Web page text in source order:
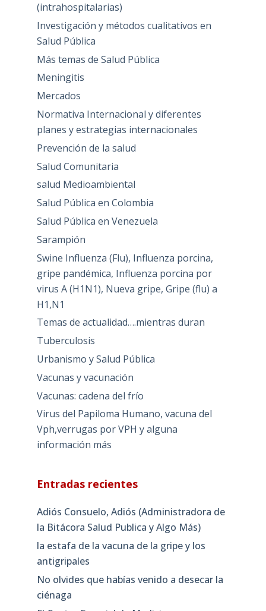
(intrahospitalarias)
Investigación y métodos cualitativos en
Salud Pública
Más temas de Salud Pública
Meningitis
Mercados
Normativa Internacional y diferentes
planes y estrategias internacionales
Prevención de la salud
Salud Comunitaria
salud Medioambiental
Salud Pública en Colombia
Salud Pública en Venezuela
Sarampión
Swine Influenza (Flu), Influenza porcina,
gripe pandémica, Influenza porcina por
virus A (H1N1), Nueva gripe, Gripe (flu) a
H1,N1
Temas de actualidad….mientras duran
Tuberculosis
Urbanismo y Salud Pública
Vacunas y vacunación
Vacunas: cadena del frío
Virus del Papiloma Humano, vacuna del
Vph,verrugas por VPH y alguna
información más
Entradas recientes
Adiós Consuelo, Adiós (Administradora de
la Bitácora Salud Publica y Algo Más)
la estafa de la vacuna de la gripe y los
antigripales
No olvides que habías venido a desecar la
ciénaga